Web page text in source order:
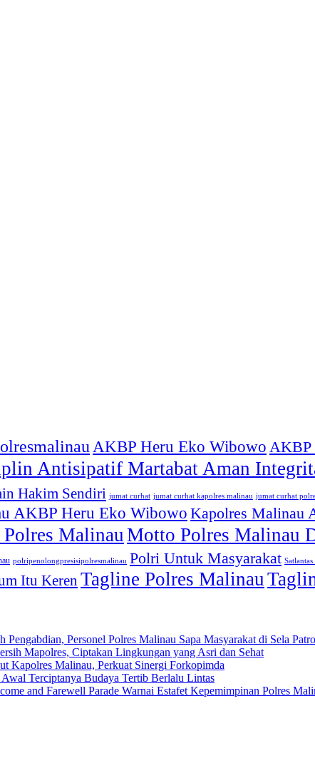
AKBP Heru Eko Wibowo AKBP
Antisipatif Martabat Aman
Hakim Sendiri jumat curhat jumat curhat kapolres malinau jumat curhat
AKBP Heru Eko WibowoKapolres Malinau
MalinauMotto Polres Malinau
polripenolongpresisipolresmalinau Polri Untuk Masyarakat
Itu Keren Tagline Polres Malinau
Pengabdian, Personel Polres Malinau Sapa Masyarakat di Sela
Mapolres, Ciptakan Lingkungan yang Asri dan Sehat
Kapolres Malinau, Perkuat Sinergi Forkopimda
Terciptanya Budaya Tertib Berlalu Lintas
and Farewell Parade Warnai Estafet Kepemimpinan Polres